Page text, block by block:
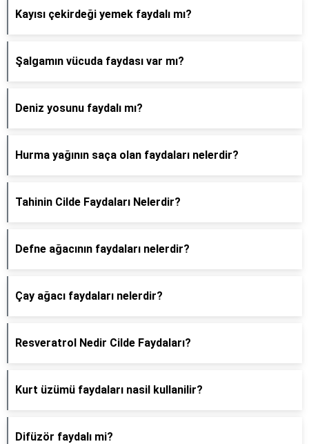
Kayısı çekirdeği yemek faydalı mı?
Şalgamın vücuda faydası var mı?
Deniz yosunu faydalı mı?
Hurma yağının saça olan faydaları nelerdir?
Tahinin Cilde Faydaları Nelerdir?
Defne ağacının faydaları nelerdir?
Çay ağacı faydaları nelerdir?
Resveratrol Nedir Cilde Faydaları?
Kurt üzümü faydaları nasil kullanilir?
Difüzör faydalı mi?